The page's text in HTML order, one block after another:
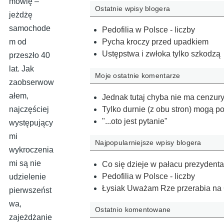
jeżdżę
samochode
m od
przeszło 40
lat. Jak
zaobserwow
ałem,
najczęściej
występujący
mi
wykroczenia
mi są nie
udzielenie
pierwszeńst
wa,
zajeżdżanie
Ostatnie wpisy blogera
Pedofilia w Polsce - liczby
Pycha kroczy przed upadkiem
Ustępstwa i zwłoka tylko szkodzą
Moje ostatnie komentarze
Jednak tutaj chyba nie ma cenzury
Tylko durnie (z obu stron) mogą
"...oto jest pytanie"
Najpopularniejsze wpisy blogera
Co się dzieje w pałacu prezydenta
Pedofilia w Polsce - liczby
Łysiak Uważam Rze przerabia na
Ostatnio komentowane